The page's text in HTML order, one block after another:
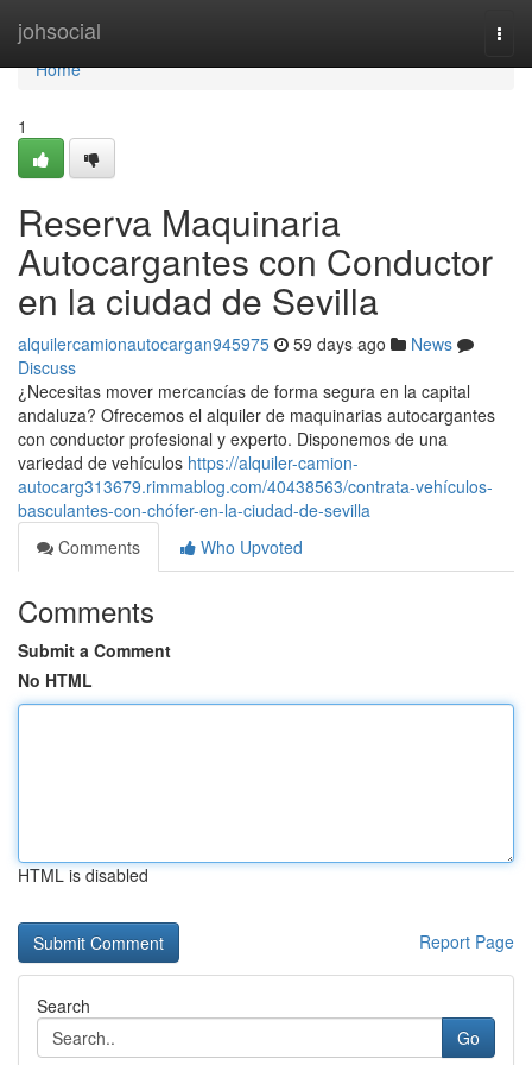
johsocial
Home
Home
1
Reserva Maquinaria
Autocargantes con Conductor
en la ciudad de Sevilla
alquilercamionautocargan945975 59 days ago
News
Discuss
¿Necesitas mover mercancías de forma segura en la capital
andaluza? Ofrecemos el alquiler de maquinarias autocargantes
con conductor profesional y experto. Disponemos de una
variedad de vehículos https://alquiler-camion-
autocarg313679.rimmablog.com/40438563/contrata-vehículos-
basculantes-con-chófer-en-la-ciudad-de-sevilla
Comments
Who Upvoted
Comments
Submit a Comment
No HTML
HTML is disabled
Report Page
Search
Go